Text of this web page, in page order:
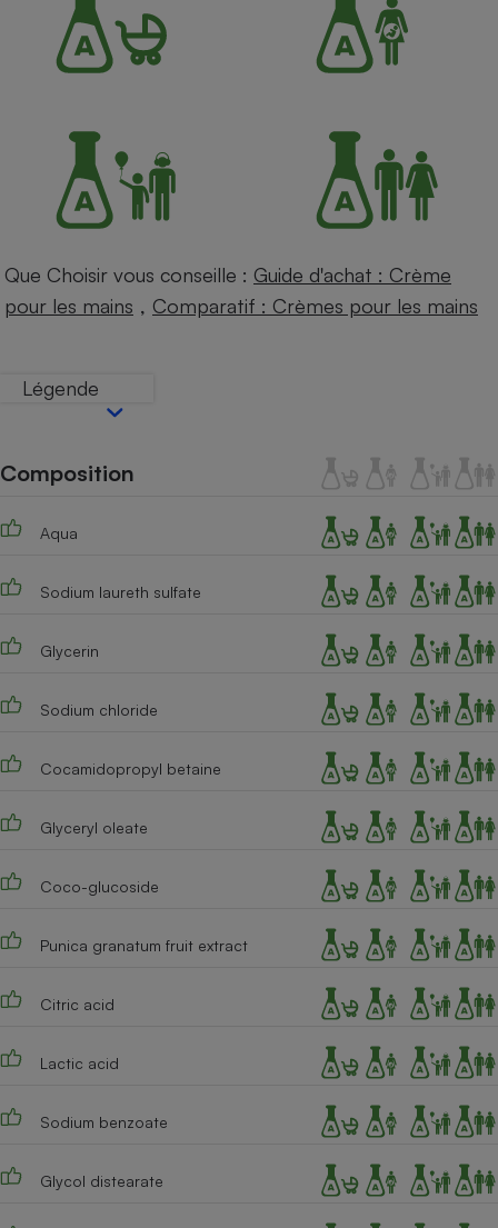
Que Choisir vous conseille : Guide d'achat : Crème
pour les mains , Comparatif : Crèmes pour les mains
Légende
Composition
Aqua
Sodium laureth sulfate
Glycerin
Sodium chloride
Cocamidopropyl betaine
Glyceryl oleate
Coco-glucoside
Punica granatum fruit extract
Citric acid
Lactic acid
Sodium benzoate
Glycol distearate
Complément
alimentaire
Petit électroménager -
Lave-linge
Plaque de cuisson à
Climatiseur -
Ventilateur
Téléviseur
Téléphone mobile -
Smartphone
Antivirus
Matelas
Climatiseur -
Antimoustique